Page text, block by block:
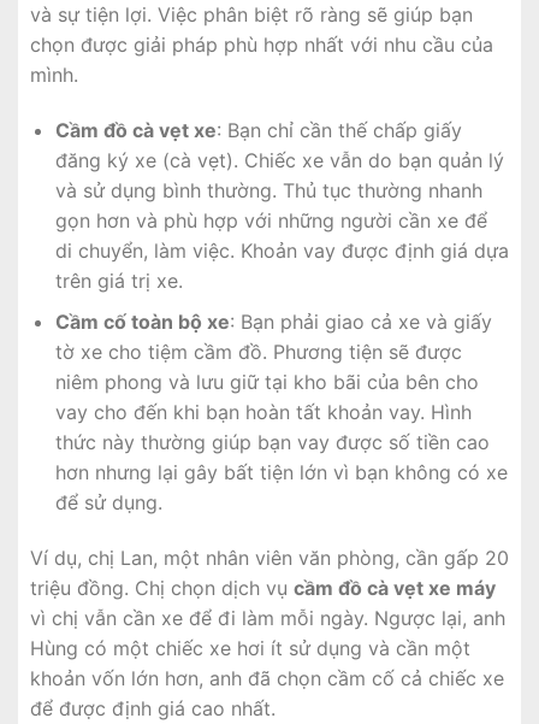
và sự tiện lợi. Việc phân biệt rõ ràng sẽ giúp bạn
chọn được giải pháp phù hợp nhất với nhu cầu của
mình.
Cầm đồ cà vẹt xe: Bạn chỉ cần thế chấp giấy
đăng ký xe (cà vẹt). Chiếc xe vẫn do bạn quản lý
và sử dụng bình thường. Thủ tục thường nhanh
gọn hơn và phù hợp với những người cần xe để
di chuyển, làm việc. Khoản vay được định giá dựa
trên giá trị xe.
Cầm cố toàn bộ xe: Bạn phải giao cả xe và giấy
tờ xe cho tiệm cầm đồ. Phương tiện sẽ được
niêm phong và lưu giữ tại kho bãi của bên cho
vay cho đến khi bạn hoàn tất khoản vay. Hình
thức này thường giúp bạn vay được số tiền cao
hơn nhưng lại gây bất tiện lớn vì bạn không có xe
để sử dụng.
Ví dụ, chị Lan, một nhân viên văn phòng, cần gấp 20
triệu đồng. Chị chọn dịch vụ cầm đồ cà vẹt xe máy
vì chị vẫn cần xe để đi làm mỗi ngày. Ngược lại, anh
Hùng có một chiếc xe hơi ít sử dụng và cần một
khoản vốn lớn hơn, anh đã chọn cầm cố cả chiếc xe
để được định giá cao nhất.